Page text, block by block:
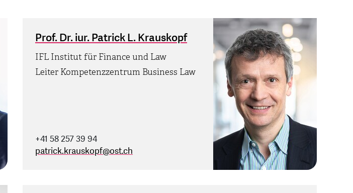
Prof. Dr. iur. Patrick L. Krauskopf
IFL Institut für Finance und Law
Leiter Kompetenzzentrum Business Law
+41 58 257 39 94
patrick.krauskopf@ost.ch